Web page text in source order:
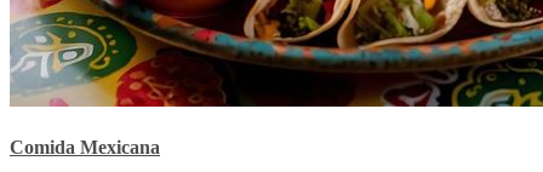
Comida Mexicana